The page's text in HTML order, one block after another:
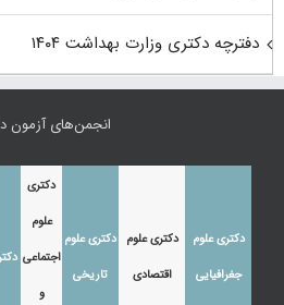
دفترچه دکتری وزارت بهداشت ۱۴۰۴
انجمن‌های آزمون
دکتری علوم
جغرافیایی
دکتری علوم
اقتصادی
دکتری علوم
تاریخی
دکتری
علوم
اجتماعی
و